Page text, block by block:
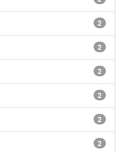
2
2
2
2
2
2